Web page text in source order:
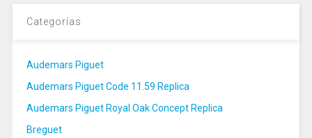
Categorías
Audemars Piguet
Audemars Piguet Code 11.59 Replica
Audemars Piguet Royal Oak Concept Replica
Breguet